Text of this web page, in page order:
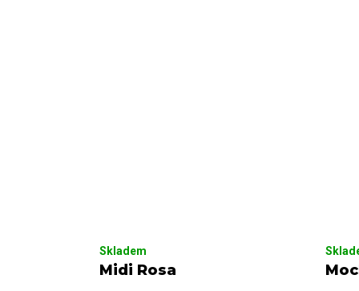
Midi Rosa
Skladem